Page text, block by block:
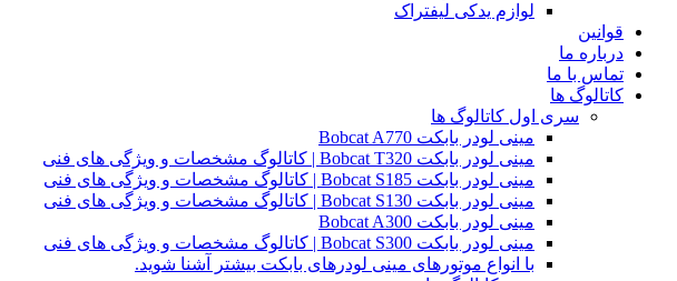
لوازم یدکی لیفتراک
قوانین
درباره ما
تماس با ما
کاتالوگ ها
سری اول کاتالوگ ها
مینی لودر بابکت Bobcat A770
مینی لودر بابکت Bobcat T320 | کاتالوگ مشخصات و ویژگی های فنی
مینی لودر بابکت Bobcat S185 | کاتالوگ مشخصات و ویژگی های فنی
مینی لودر بابکت Bobcat S130 | کاتالوگ مشخصات و ویژگی های فنی
مینی لودر بابکت Bobcat A300
مینی لودر بابکت Bobcat S300 | کاتالوگ مشخصات و ویژگی های فنی
با انواع موتورهای مینی لودرهای بابکت بیشتر آشنا شوید.